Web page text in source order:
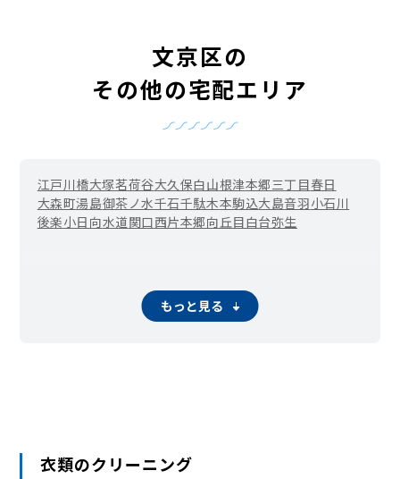
文京区の
その他の宅配エリア
江戸川橋大塚茗荷谷大久保白山根津本郷三丁目春日
大森町湯島御茶ノ水千石千駄木本駒込大島音羽小石川
後楽小日向水道関口西片本郷向丘目白台弥生
もっと見る
衣類のクリーニング